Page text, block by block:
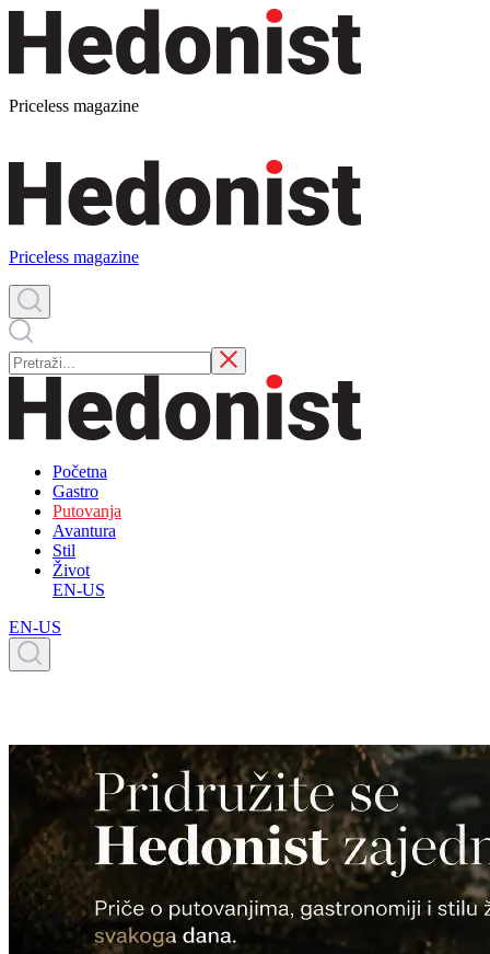
Priceless magazine
Priceless magazine
Početna
Gastro
Putovanja
Avantura
Stil
Život
EN-US
EN-US